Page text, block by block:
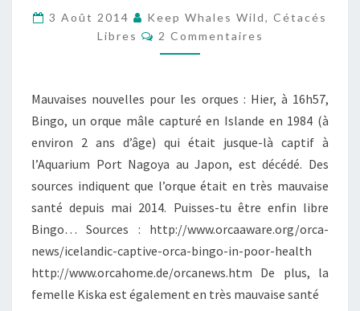
ET
DES
BAS
3 Août 2014
Keep Whales Wild, Cétacés
Libres
Commentaires
2 Commentaires
Mauvaises nouvelles pour les orques : Hier, à 16h57,
Bingo, un orque mâle capturé en Islande en 1984 (à
environ 2 ans d’âge) qui était jusque-là captif à
l’Aquarium Port Nagoya au Japon, est décédé. Des
sources indiquent que l’orque était en très mauvaise
santé depuis mai 2014. Puisses-tu être enfin libre
Bingo… Sources : http://www.orcaaware.org/orca-
news/icelandic-captive-orca-bingo-in-poor-health
http://www.orcahome.de/orcanews.htm De plus, la
femelle Kiska est également en très mauvaise santé